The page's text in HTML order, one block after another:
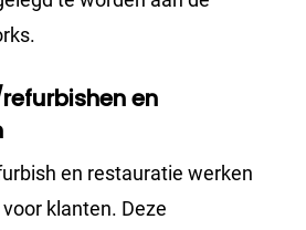
en
en restauratie werken
klanten. Deze